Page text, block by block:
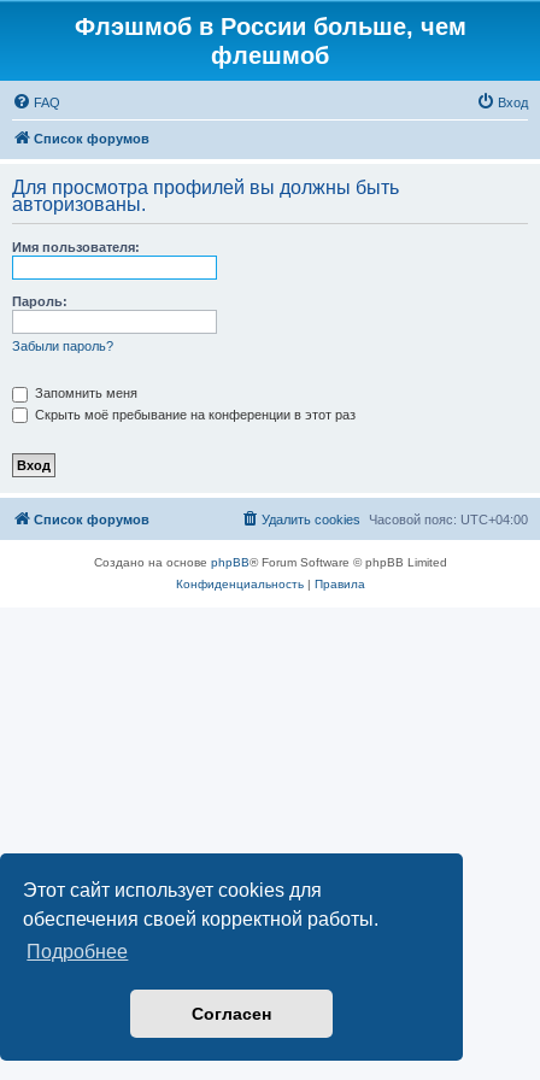
Этот сайт использует cookies для
обеспечения своей корректной работы.
Подробнее
Согласен
Флэшмоб в России больше, чем
флешмоб
FAQ Вход
Список форумов
Для просмотра профилей вы должны быть
авторизованы.
Имя пользователя:
Пароль:
Забыли пароль?
Запомнить меня
Скрыть моё пребывание на конференции в этот раз
Список форумов Часовой пояс: UTC+04:00
Удалить cookies
Создано на основе phpBB® Forum Software © phpBB Limited
Конфиденциальность| Правила